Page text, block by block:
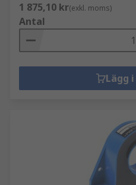
1 875,10 kr(exkl. moms)
Antal
Lägg